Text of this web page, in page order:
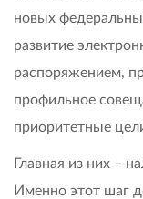
новых
развитие
распоряжением,
профильное
приоритетные
Главная из них –
Именно этот шаг